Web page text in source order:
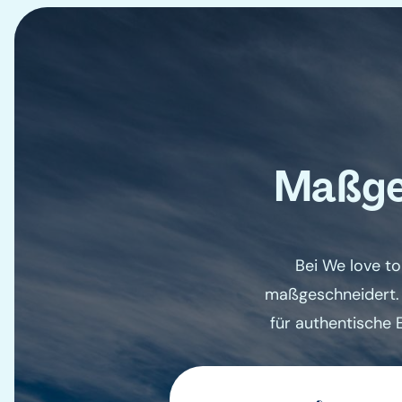
Bei We love
für authentische